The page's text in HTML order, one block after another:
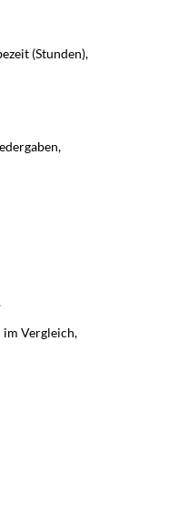
(Stunden),
Vergleich,